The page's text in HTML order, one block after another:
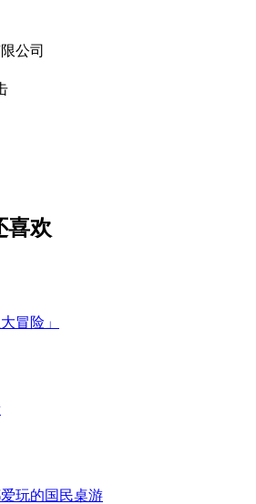
公司
喜欢
冒险」
玩的国民桌游